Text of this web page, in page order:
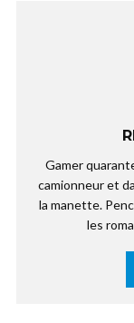
Gamer
camionneur et
la manette.
les